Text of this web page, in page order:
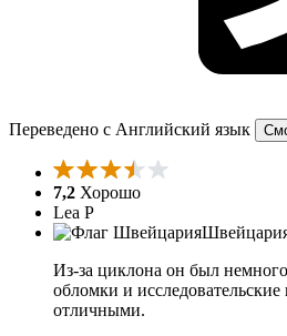
Переведено с Английский язык
7,2 Хорошо
Lea P
Из-за циклона он был
обломки и
отличными.